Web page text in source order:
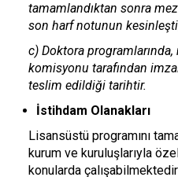
tamamlandıktan sonra
son harf notunun
c) Doktora
komisyonu tarafından
teslim edildiği tarihtir.
İstihdam Olanakları
Lisansüstü programını
kurum ve kuruluşlarıyla
konularda